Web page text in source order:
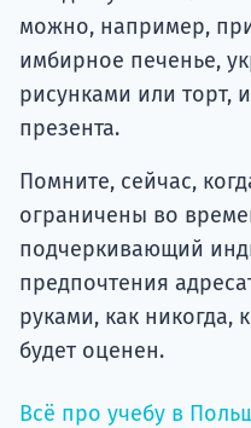
можно, например,
имбирное печенье,
рисунками или торт,
презента.
Помните, сейчас,
ограничены во
подчеркивающий
предпочтения
руками, как никогда,
будет оценен.
Всё про учебу в